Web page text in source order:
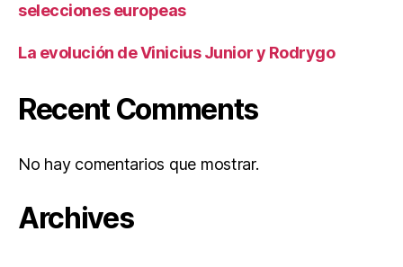
selecciones europeas
La evolución de Vinicius Junior y Rodrygo
Recent Comments
No hay comentarios que mostrar.
Archives